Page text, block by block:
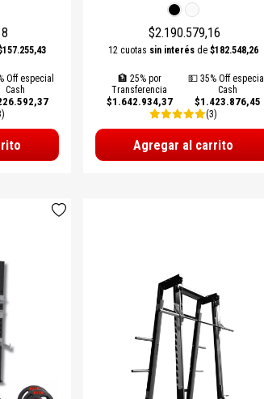
Off especial
Cash
$2.190.579,16
12 cuotas sin interésde $182.548,26
🏦 25% por
Transferencia
$1.642.934,37
💵 35% Off especial
Cash
$1.423.876,45
(3)
Agregar al carrito